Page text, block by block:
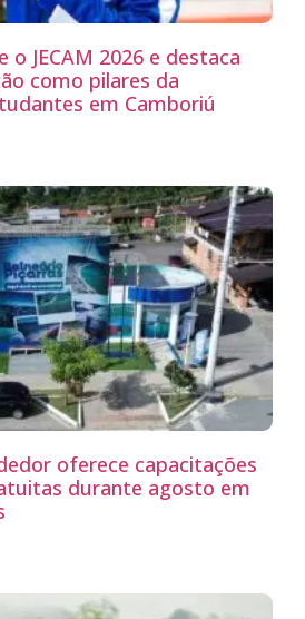
o JECAM 2026 e destaca
como pilares da
em Camboriú
oferece capacitações
durante agosto em